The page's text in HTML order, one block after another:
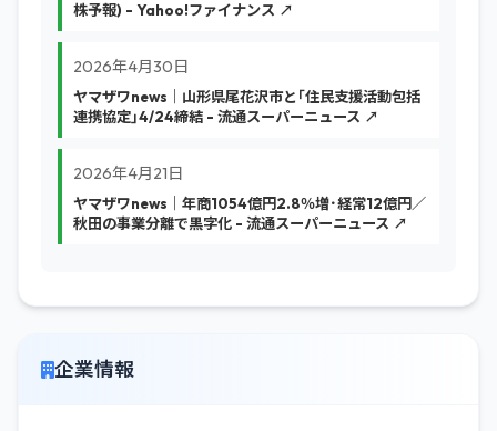
株予報) - Yahoo!ファイナンス ↗
2026年4月30日
ヤマザワnews｜山形県尾花沢市と｢住民支援活動包括
連携協定｣4/24締結 - 流通スーパーニュース ↗
2026年4月21日
ヤマザワnews｜年商1054億円2.8％増･経常12億円／
秋田の事業分離で黒字化 - 流通スーパーニュース ↗
企業情報